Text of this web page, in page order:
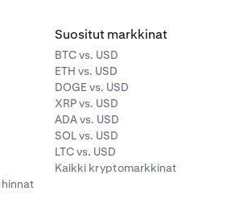
Suositut markkinat
BTC vs. USD
ETH vs. USD
DOGE vs. USD
XRP vs. USD
ADA vs. USD
SOL vs. USD
LTC vs. USD
Kaikki kryptomarkkinat